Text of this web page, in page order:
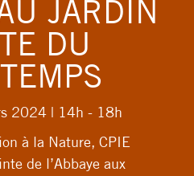
JARDIN
DU
2024| 14h - 18h
à la Nature, CPIE
de l’Abbaye aux